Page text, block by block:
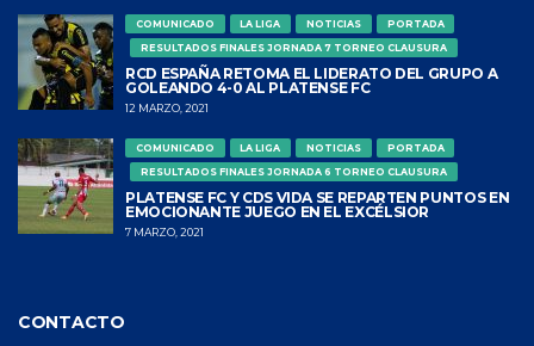
COMUNICADO LA LIGA NOTICIAS
PORTADA
RESULTADOS FINALES JORNADA 7 TORNEO CLAUSURA
RCD ESPAÑA RETOMA EL LIDERATO DEL GRUPO A
GOLEANDO 4-0 AL PLATENSE FC
12 MARZO, 2021
COMUNICADO LA LIGA NOTICIAS
PORTADA
RESULTADOS FINALES JORNADA 6 TORNEO CLAUSURA
PLATENSE FC Y CDS VIDA SE REPARTEN PUNTOS EN
EMOCIONANTE JUEGO EN EL EXCÉLSIOR
7 MARZO, 2021
CONTACTO